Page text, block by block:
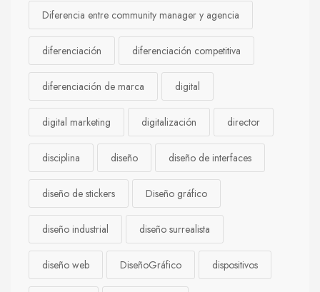
Diferencia entre community manager y agencia
diferenciación diferenciación competitiva
diferenciación de marca digital
digital marketing digitalización director
disciplina diseño diseño de interfaces
diseño de stickers Diseño gráfico
diseño industrial diseño surrealista
diseño web DiseñoGráfico dispositivos